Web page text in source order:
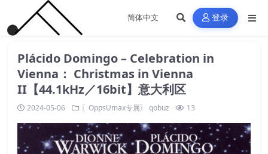
登录
Plácido Domingo – Celebration in
Vienna： Christmas in Vienna
II【44.1kHz／16bit】意大利区
2024-05-06 〖OppsUmax专属〗 qobuz 13